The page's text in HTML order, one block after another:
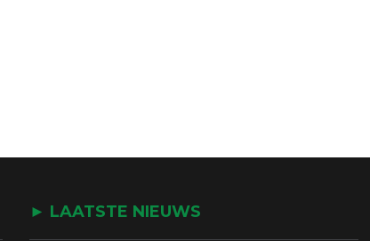
► LAATSTE NIEUWS